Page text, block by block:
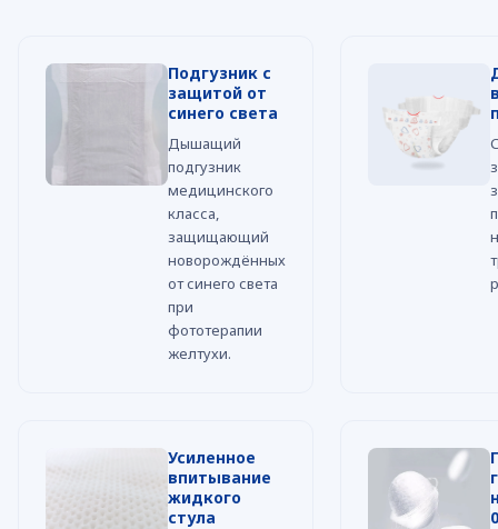
Подгузник с
защитой от
синего света
Дышащий
подгузник
медицинского
класса,
защищающий
новорождённых
от синего света
при
фототерапии
желтухи.
Усиленное
впитывание
жидкого
стула